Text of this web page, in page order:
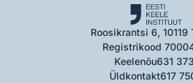
Roosikrantsi 6, 10119
Registrikood
Keelenõu631
Üldkontakt617